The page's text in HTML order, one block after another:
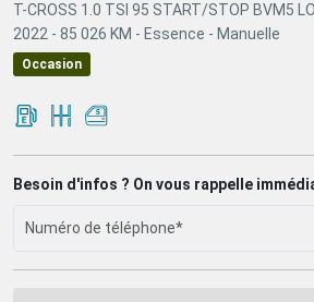
T-CROSS 1.0 TSI 95 START/STOP BVM5
2022 - 85 026 KM - Essence - Manuelle
Occasion
Besoin d'infos ? On vous rappelle